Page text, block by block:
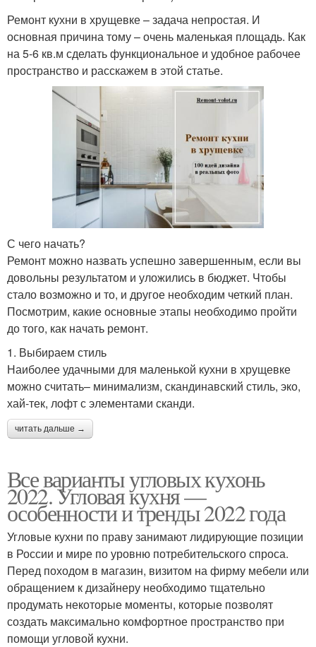
Ремонт кухни в хрущевке – задача непростая. И
основная причина тому – очень маленькая площадь. Как
на 5-6 кв.м сделать функциональное и удобное рабочее
пространство и расскажем в этой статье.
С чего начать?
Ремонт можно назвать успешно завершенным, если вы
довольны результатом и уложились в бюджет. Чтобы
стало возможно и то, и другое необходим четкий план.
Посмотрим, какие основные этапы необходимо пройти
до того, как начать ремонт.
1. Выбираем стиль
Наиболее удачными для маленькой кухни в хрущевке
можно считать– минимализм, скандинавский стиль, эко,
хай-тек, лофт с элементами сканди.
читать дальше →
Все варианты угловых кухонь
2022. Угловая кухня —
особенности и тренды 2022 года
Угловые кухни по праву занимают лидирующие позиции
в России и мире по уровню потребительского спроса.
Перед походом в магазин, визитом на фирму мебели или
обращением к дизайнеру необходимо тщательно
продумать некоторые моменты, которые позволят
создать максимально комфортное пространство при
помощи угловой кухни.